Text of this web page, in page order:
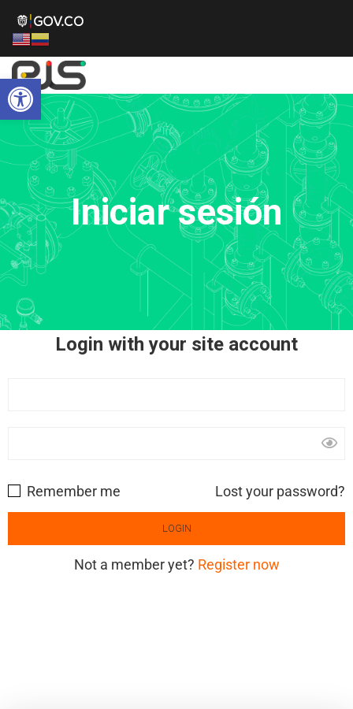
Abrir barra de herramientas
Iniciar sesión
Login with your site account
Lost your password?
Remember me
Not a member yet? Register now